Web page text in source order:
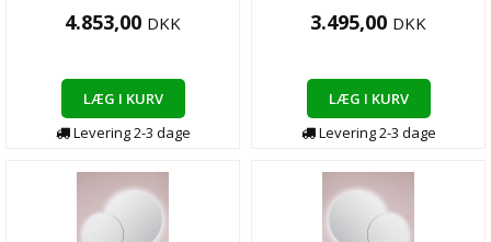
4.853,00 DKK
LÆG I KURV
Levering2-3 dage
3.495,00 DKK
LÆG I KURV
Levering2-3 dage